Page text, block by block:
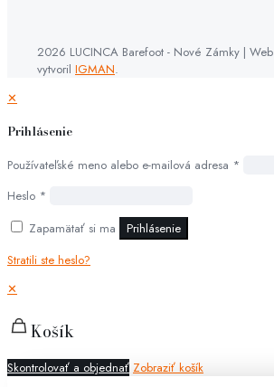
2026 LUCINCA Barefoot - Nové Zámky | Web
vytvoril IGMAN.
✕
Prihlásenie
Používateľské meno alebo e-mailová adresa *
Heslo *
Zapamätať si ma
Prihlásenie
Stratili ste heslo?
✕
Košík
Skontrolovať a objednať Zobraziť košík